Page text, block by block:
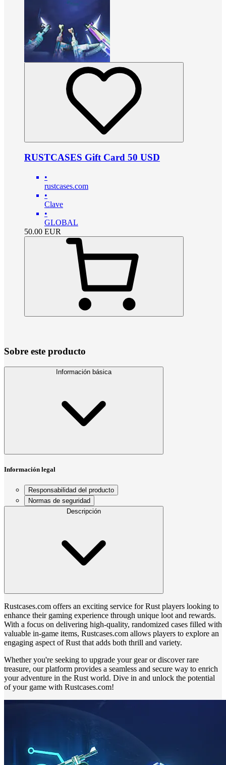
RUSTCASES Gift Card 50 USD
•
rustcases.com
•
Clave
•
GLOBAL
50.00 EUR
Sobre este producto
Información básica
Información legal
Responsabilidad del producto
Normas de seguridad
Descripción
Rustcases.com offers an exciting service for Rust players looking to
enhance their gaming experience through unique loot and rewards.
With a focus on delivering high-quality, randomized cases filled with
valuable in-game items, Rustcases.com allows players to explore an
engaging aspect of Rust that adds both thrill and variety.
Whether you're seeking to upgrade your gear or discover rare
treasure, our platform provides a seamless and secure way to enrich
your adventure in the Rust world. Dive in and unlock the potential
of your game with Rustcases.com!